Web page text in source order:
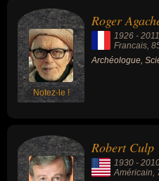
Notez-le !
Roger
1926 - 2011
Francais,
Archéologue,
Robert Culp
1930 -
Américain